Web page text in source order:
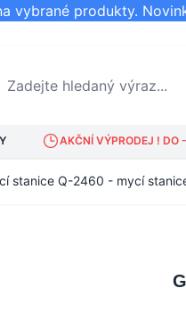
vybrané produkty.
Zadejte hledaný výraz...
AKČNÍ VÝPRODEJ ! DO
stanice Q-2460 - mycí